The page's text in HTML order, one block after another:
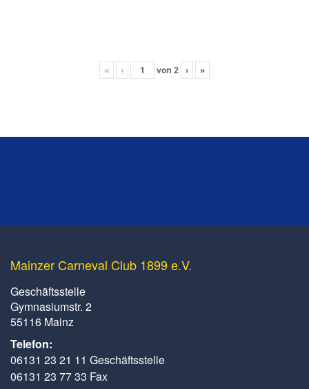
« ‹ von 2 › »
Mainzer Carneval Club 1899 e.V.
Geschäftsstelle
Gymnasiumstr. 2
55116 Mainz
Telefon:
06131 23 21 11 Geschäftsstelle
06131 23 77 33 Fax